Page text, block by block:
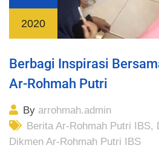
2020
Berbagi Inspirasi
Ar-Rohmah Putri
By arrohmah.admin
Berita Ar-Rohmah Putri IBS,
Dikmen Ar-Rohmah Putri IBS